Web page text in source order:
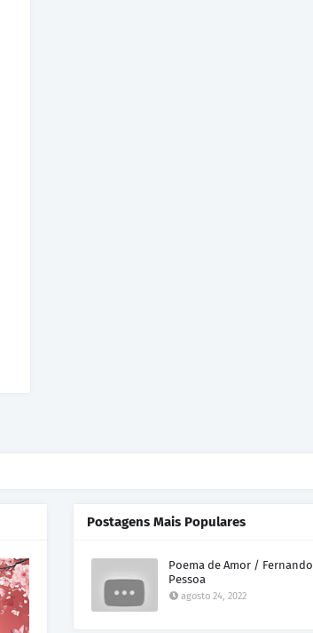
Postagens Mais Populares
Poema de Amor / Fernando
Pessoa
agosto 24, 2022